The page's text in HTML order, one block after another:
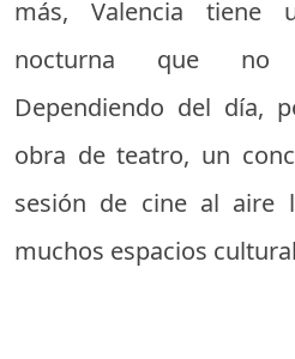
más, Valencia tiene
nocturna que no
Dependiendo del día,
obra de teatro, un
sesión de cine al aire
muchos espacios